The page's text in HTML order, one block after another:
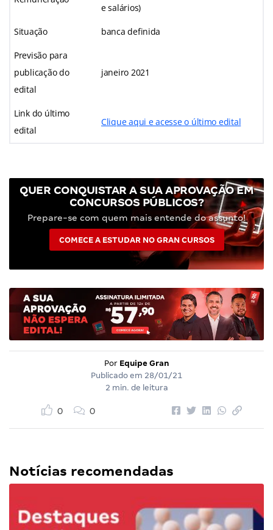
e salários)
Situação banca definida
Previsão para
publicação do
edital
janeiro 2021
Link do último
edital
Clique aqui e acesse o último edital
QUER CONQUISTAR A SUA APROVAÇÃO EM
CONCURSOS PÚBLICOS?
Prepare-se com quem mais entende do assunto!
COMECE A ESTUDAR NO GRAN CURSOS
Por Equipe Gran
Publicado em 28/01/21
2 min. de leitura
0 0
Notícias recomendadas